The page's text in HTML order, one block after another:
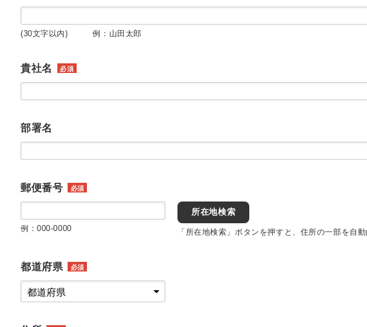
(30文字以内) 例：山田太郎
貴社名 必須
部署名
郵便番号 必須
例：000-0000
所在地検索
「所在地検索」ボタンを押すと、住所の一部を自動
都道府県 必須